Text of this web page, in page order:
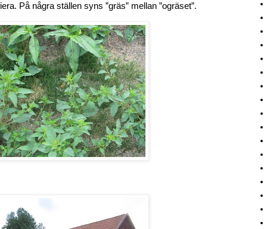
På några ställen syns ”gräs” mellan ”ogräset”.